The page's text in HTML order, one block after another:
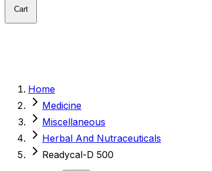
Cart
Home
Medicine
Miscellaneous
Herbal And Nutraceuticals
Readycal-D 500